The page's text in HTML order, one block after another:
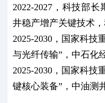
2022-2027，科技部
井稳产增产关键技术
2025-2030，国家科技
与光纤传输”，中石化
2025-2030，国家科技
键核心装备”，中油测